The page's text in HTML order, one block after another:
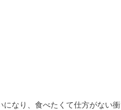
になり、食べたくて仕方がない衝